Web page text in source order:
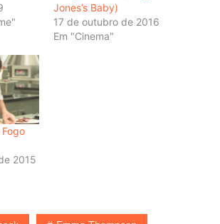
Jones’s Baby)
17 de outubro de 2016
Em "Cinema"
2015